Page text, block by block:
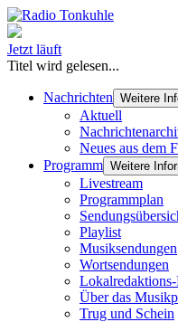
Jetzt läuft
Titel wird gelesen...
Nachrichten Weitere
Aktuell
Neues aus dem
Programm Weitere
Livestream
Programmplan
Playlist
Musiksendungen
Wortsendungen
Lokalredaktions-
Über das
Trug und Schein